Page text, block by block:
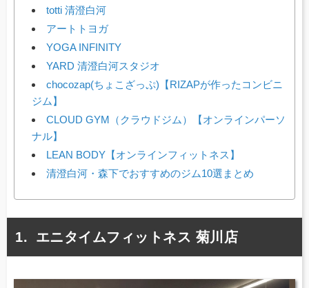
totti 清澄白河
アートトヨガ
YOGA INFINITY
YARD 清澄白河スタジオ
chocozap(ちょこざっぷ)【RIZAPが作ったコンビニ
ジム】
CLOUD GYM（クラウドジム）【オンラインパーソ
ナル】
LEAN BODY【オンラインフィットネス】
清澄白河・森下でおすすめのジム10選まとめ
エニタイムフィットネス 菊川店